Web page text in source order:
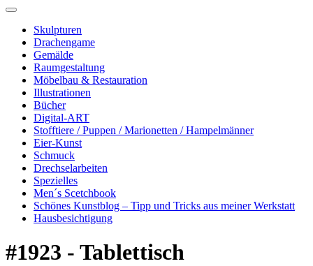
Skulpturen
Drachengame
Gemälde
Raumgestaltung
Möbelbau & Restauration
Illustrationen
Bücher
Digital-ART
Stofftiere / Puppen / Marionetten / Hampelmänner
Eier-Kunst
Schmuck
Drechselarbeiten
Spezielles
Men´s Scetchbook
Schönes Kunstblog – Tipp und Tricks aus meiner Werkstatt
Hausbesichtigung
#1923 - Tablettisch